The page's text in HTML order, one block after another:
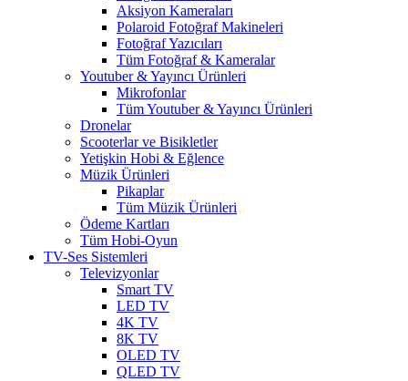
Aksiyon Kameraları
Polaroid Fotoğraf Makineleri
Fotoğraf Yazıcıları
Tüm Fotoğraf & Kameralar
Youtuber & Yayıncı Ürünleri
Mikrofonlar
Tüm Youtuber & Yayıncı Ürünleri
Dronelar
Scooterlar ve Bisikletler
Yetişkin Hobi & Eğlence
Müzik Ürünleri
Pikaplar
Tüm Müzik Ürünleri
Ödeme Kartları
Tüm Hobi-Oyun
TV-Ses Sistemleri
Televizyonlar
Smart TV
LED TV
4K TV
8K TV
OLED TV
QLED TV